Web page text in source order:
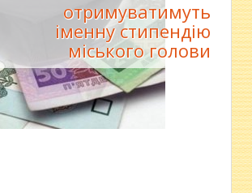
отримуватимуть
іменну стипендію
міського голови